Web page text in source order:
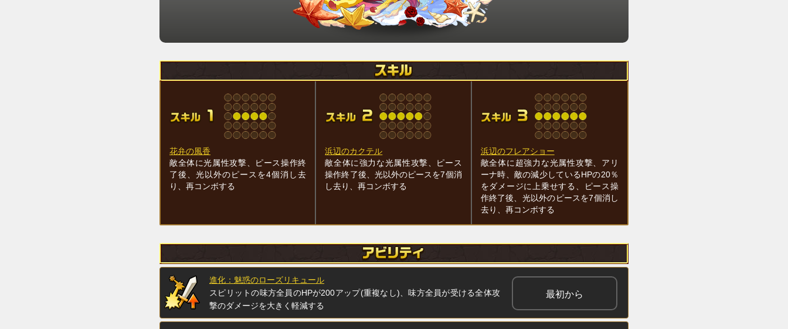
花弁の風香
敵全体に光属性攻撃、ピース操作終
了後、光以外のピースを4個消し去
り、再コンボする
浜辺のカクテル
敵全体に強力な光属性攻撃、ピース
操作終了後、光以外のピースを7個消
し去り、再コンボする
浜辺のフレアショー
敵全体に超強力な光属性攻撃、アリ
ーナ時、敵の減少しているHPの20％
をダメージに上乗せする、ピース操
作終了後、光以外のピースを7個消し
去り、再コンボする
進化：魅惑のローズリキュール
スピリットの味方全員のHPが200アップ(重複なし)、味方全員が受ける全体攻
撃のダメージを大きく軽減する
最初から